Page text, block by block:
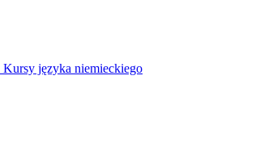
Kursy języka niemieckiego